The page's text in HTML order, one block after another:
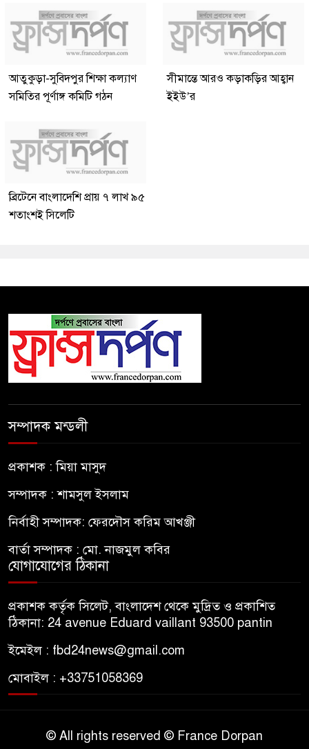
আতুকুড়া-সুবিদপুর শিক্ষা কল্যাণ
সমিতির পূর্ণাঙ্গ কমিটি গঠন
সীমান্তে আরও কড়াকড়ির আহ্বান
ইইউ’র
ব্রিটেনে বাংলাদেশি প্রায় ৭ লাখ ৯৫
শতাংশই সিলেটি
সম্পাদক মন্ডলী
প্রকাশক : মিয়া মাসুদ
সম্পাদক : শামসুল ইসলাম
নির্বাহী সম্পাদক: ফেরদৌস করিম আখঞ্জী
বার্তা সম্পাদক : মো. নাজমুল কবির
যোগাযোগের ঠিকানা
প্রকাশক কর্তৃক সিলেট, বাংলাদেশ থেকে মুদ্রিত ও প্রকাশিত
ঠিকানা: 24 avenue Eduard vaillant 93500 pantin
ইমেইল : fbd24news@gmail.com
মোবাইল : +33751058369
© All rights reserved © France Dorpan